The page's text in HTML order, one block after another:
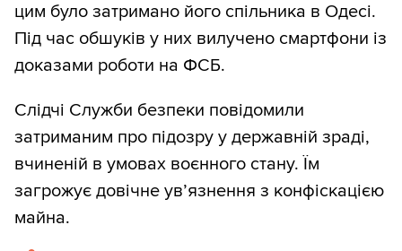
цим було затримано його спільника в Одесі.
Під час обшуків у них вилучено смартфони із
доказами роботи на ФСБ.
Слідчі Служби безпеки повідомили
затриманим про підозру у державній зраді,
вчиненій в умовах воєнного стану. Їм
загрожує довічне ув’язнення з конфіскацією
майна.